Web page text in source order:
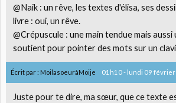
@Naik : un rêve, les textes d'élisa, ses
livre : oui, un rêve.
@Crépuscule : une main tendue mais aussi
soutient pour pointer des mots sur un
Écrit par : MoilasoeuràMoije 01h10- lundi 09 février
Juste pour te dire, ma sœur, que ce texte